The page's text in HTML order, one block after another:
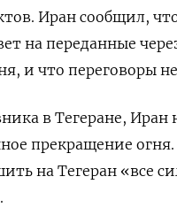
Иран сообщил,
на переданные
и что переговоры
в Тегеране,
прекращение
на Тегеран «все